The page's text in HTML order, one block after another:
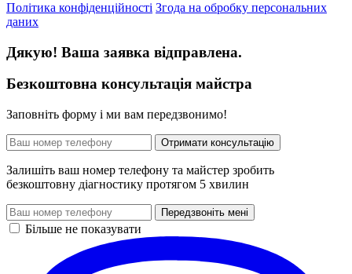
Політика конфіденційності Згода на обробку персональних
даних
Дякую! Ваша заявка відправлена.
Безкоштовна консультація майстра
Заповніть форму і ми вам передзвонимо!
Отримати консультацію
Залишіть ваш номер телефону та майстер зробить
безкоштовну діагностику протягом 5 хвилин
Передзвоніть мені
Більше не показувати